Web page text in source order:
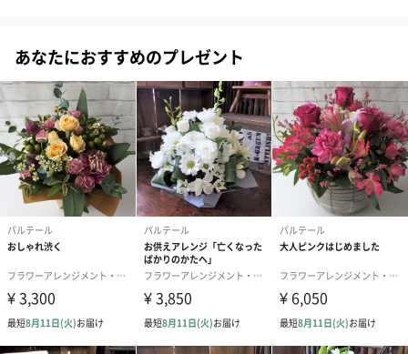
上下左右に溢れるボリューム感と、グリーンの花材を使用して弧
を描くデザインは、おしゃれでインパクト抜群です。誕生日祝
い、開店や式典のお祝いなど様々なシーンに贈ることができま
す。
注意事項
※お花の入荷状況により写真と多少異なる場合がございます。あ
らかじめご了承ください。
※６月～9月はクール便で発送致します。
あなたにおすすめのプレゼント